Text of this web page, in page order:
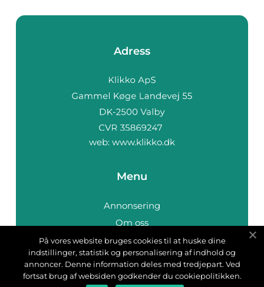
Adress
web: www.klikko.dk
Menu
Annonsering
Om oss
Cookies
Kontakta oss
Sitemap
På vores website bruges cookies til at huske dine
indstillinger, statistik og personalisering af indhold og
annoncer. Denne information deles med tredjepart. Ved
fortsat brug af websiden godkender du cookiepolitikken.